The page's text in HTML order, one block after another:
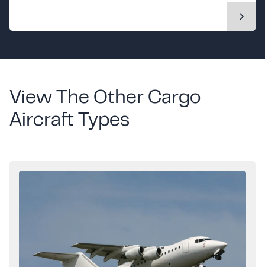
View The Other Cargo
Aircraft Types